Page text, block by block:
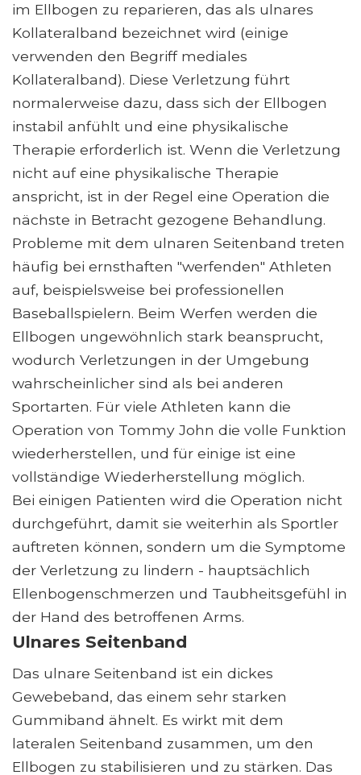
im Ellbogen zu reparieren, das als ulnares
Kollateralband bezeichnet wird (einige
verwenden den Begriff mediales
Kollateralband). Diese Verletzung führt
normalerweise dazu, dass sich der Ellbogen
instabil anfühlt und eine physikalische
Therapie erforderlich ist. Wenn die Verletzung
nicht auf eine physikalische Therapie
anspricht, ist in der Regel eine Operation die
nächste in Betracht gezogene Behandlung.
Probleme mit dem ulnaren Seitenband treten
häufig bei ernsthaften "werfenden" Athleten
auf, beispielsweise bei professionellen
Baseballspielern. Beim Werfen werden die
Ellbogen ungewöhnlich stark beansprucht,
wodurch Verletzungen in der Umgebung
wahrscheinlicher sind als bei anderen
Sportarten. Für viele Athleten kann die
Operation von Tommy John die volle Funktion
wiederherstellen, und für einige ist eine
vollständige Wiederherstellung möglich.
Bei einigen Patienten wird die Operation nicht
durchgeführt, damit sie weiterhin als Sportler
auftreten können, sondern um die Symptome
der Verletzung zu lindern - hauptsächlich
Ellenbogenschmerzen und Taubheitsgefühl in
der Hand des betroffenen Arms.
Ulnares Seitenband
Das ulnare Seitenband ist ein dickes
Gewebeband, das einem sehr starken
Gummiband ähnelt. Es wirkt mit dem
lateralen Seitenband zusammen, um den
Ellbogen zu stabilisieren und zu stärken. Das